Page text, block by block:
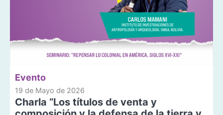
Evento
19 de Mayo de 2026
Charla “Los títulos de venta y